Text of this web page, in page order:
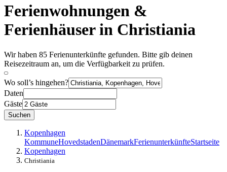
Ferienwohnungen &
Ferienhäuser in Christiania
Wir haben 85 Ferienunterkünfte gefunden. Bitte gib deinen
Reisezeitraum an, um die Verfügbarkeit zu prüfen.
Wo soll’s hingehen?
Daten
Gäste
Suchen
Kopenhagen
KommuneHovedstadenDänemarkFerienunterkünfteStartseite
Kopenhagen
Christiania